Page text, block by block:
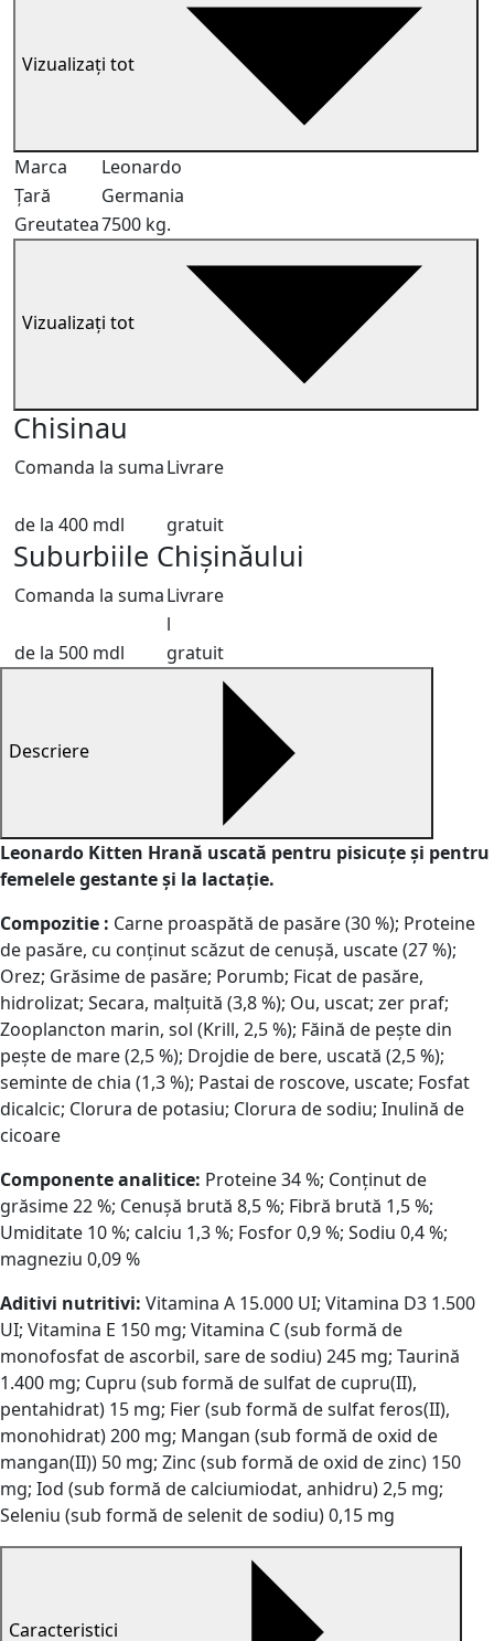
Vizualizați tot
Marca
Leonardo
Țară
Germania
Greutatea7500 kg.
Vizualizați tot
Chisinau
Comanda la sumaLivrare
de la 400 mdl gratuit
Suburbiile Chișinăului
Comanda la sumaLivrare
l
de la 500 mdl
gratuit
Descriere
Leonardo Kitten Hrană uscată pentru pisicuțe și pentru
femelele gestante și la lactație.
Compozitie : Carne proaspătă de pasăre (30 %); Proteine ​​
de pasăre, cu conținut scăzut de cenușă, uscate (27 %);
Orez; Grăsime de pasăre; Porumb; Ficat de pasăre,
hidrolizat; Secara, malțuită (3,8 %); Ou, uscat; zer praf;
Zooplancton marin, sol (Krill, 2,5 %); Făină de pește din
pește de mare (2,5 %); Drojdie de bere, uscată (2,5 %);
seminte de chia (1,3 %); Pastai de roscove, uscate; Fosfat
dicalcic; Clorura de potasiu; Clorura de sodiu; Inulină de
cicoare
Componente analitice: Proteine ​​34 %; Conținut de
grăsime 22 %; Cenușă brută 8,5 %; Fibră brută 1,5 %;
Umiditate 10 %; calciu 1,3 %; Fosfor 0,9 %; Sodiu 0,4 %;
magneziu 0,09 %
Aditivi nutritivi: Vitamina A 15.000 UI; Vitamina D3 1.500
UI; Vitamina E 150 mg; Vitamina C (sub formă de
monofosfat de ascorbil, sare de sodiu) 245 mg; Taurină
1.400 mg; Cupru (sub formă de sulfat de cupru(II),
pentahidrat) 15 mg; Fier (sub formă de sulfat feros(II),
monohidrat) 200 mg; Mangan (sub formă de oxid de
mangan(II)) 50 mg; Zinc (sub formă de oxid de zinc) 150
mg; Iod (sub formă de calciumiodat, anhidru) 2,5 mg;
Seleniu (sub formă de selenit de sodiu) 0,15 mg
Caracteristici